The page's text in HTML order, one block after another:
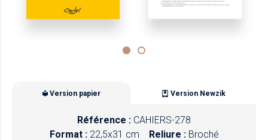
Version papier Version Newzik
Référence : CAHIERS-278
Format : 22,5x31 cm Reliure : Broché